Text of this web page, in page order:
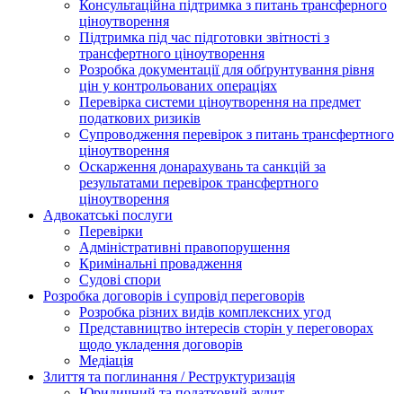
Консультаційна підтримка з питань трансферного
ціноутворення
Підтримка під час підготовки звітності з
трансфертного ціноутворення
Розробка документації для обґрунтування рівня
цін у контрольованих операціях
Перевірка системи ціноутворення на предмет
податкових ризиків
Супроводження перевірок з питань трансфертного
ціноутворення
Оскарження донарахувань та санкцій за
результатами перевірок трансфертного
ціноутворення
Адвокатські послуги
Перевірки
Адміністративні правопорушення
Кримінальні провадження
Судові спори
Розробка договорів і супровід переговорів
Розробка різних видів комплексних угод
Представництво інтересів сторін у переговорах
щодо укладення договорів
Медіація
Злиття та поглинання / Реструктуризація